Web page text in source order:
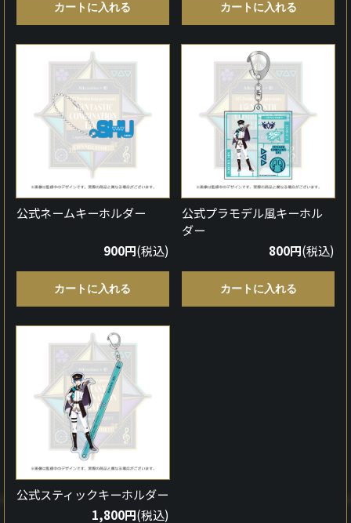
カートに入れる カートに入れる
公式ネームキーホルダー
900円(税込)
カートに入れる
公式プラモデル風キーホル
ダー
800円(税込)
カートに入れる
公式スティックキーホルダー
1,800円(税込)